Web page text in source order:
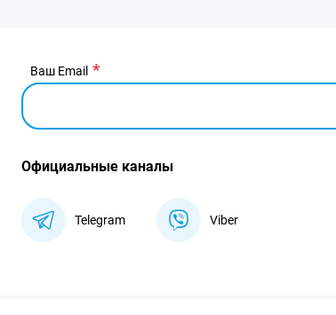
Ваш Email
Официальные каналы
Telegram Viber